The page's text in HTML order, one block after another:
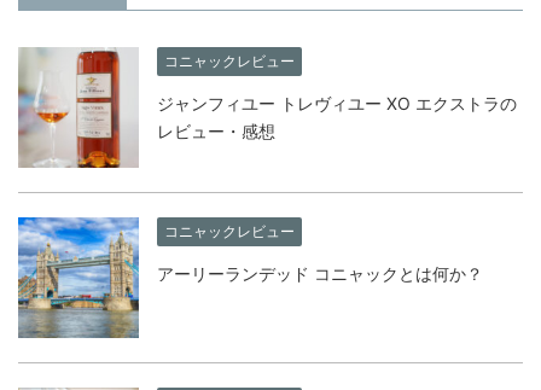
コニャックレビュー
ジャンフィユー トレヴィユー XO エクストラの
レビュー・感想
コニャックレビュー
アーリーランデッド コニャックとは何か？